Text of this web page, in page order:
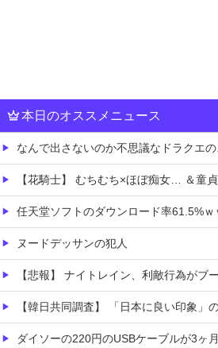
本日のオススメニュース
なんで出さないのか不思議なドラクエの
【花騎士】 むちむち×ほぼ痴女… ＆童貞を穀す服っぽい
任天堂ソフトのダウンロード率61.5%ｗ
ヌードデッサンの犯人
【悲報】 ナイトレイン、利敵行為がブ
【韓日共同調査】 「日本に良い印象」の韓国人54.3％ 13年以
ダイソーの220円のUSBケーブルが3ヶ